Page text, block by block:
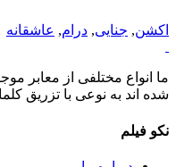
اکشن, جنایی, درام, عاشقانه
ما انواع مختلفی از معابر
شده اند به نوعی با تزریق
نکو فیلم